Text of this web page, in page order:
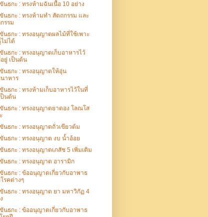
นธกะ : ทรงห้ามฉันเนื้อ 10 อย่าง
นธกะ : ทรงห้ามทำ สัตถกรรม และ
รรม
นธกะ : ทรงอนุญาตผลไม้ที่ใช้เพาะ
ม่ได้
นธกะ : ทรงอนุญาตเก็บอาหารไว้
ยู่ เป็นต้น
นธกะ : ทรงอนุญาตให้อุ่น
าหาร
นธกะ : ทรงห้ามเก็บอาหารไว้ในที่
ป็นต้น
นธกะ : ทรงอนุญาตยาดอง โลณโส
นธกะ : ทรงอนุญาตถั่วเขียวต้ม
นธกะ : ทรงอนุญาต งบ น้ำอ้อย
นธกะ : ทรงอนุญาตเภสัช 5 เพิ่มเติม
นธกะ : ทรงอนุญาต อารามิก
นธกะ : ข้ออนุญาตเกี่ยวกับอาพาธ
รคต่างๆ
นธกะ : ทรงอนุญาต ยา มหาวิกัฏ 4
นธกะ : ข้ออนุญาตเกี่ยวกับอาพาธ